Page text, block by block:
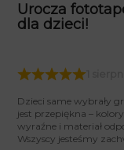
Urocza
dla dzieci!
1
Dzieci same wybrały
jest przepiękna –
wyraźne i materiał
Wszyscy jesteśmy